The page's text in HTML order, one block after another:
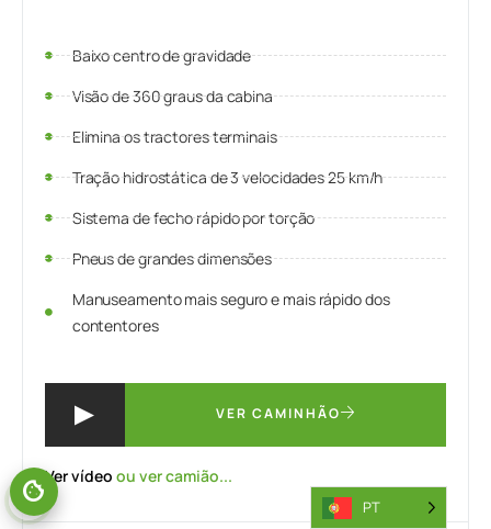
Baixo centro de gravidade
Visão de 360 graus da cabina
Elimina os tractores terminais
Tração hidrostática de 3 velocidades 25 km/h
Sistema de fecho rápido por torção
Pneus de grandes dimensões
Manuseamento mais seguro e mais rápido dos
contentores
VER CAMINHÃO
Ver vídeo ou ver camião...
PT